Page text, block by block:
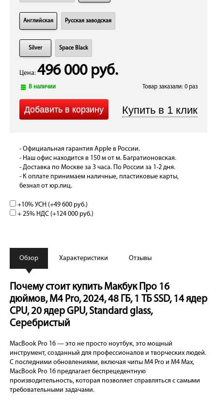
Английская Русская заводская
Silver Space Black
Цена: 496 000 руб.
В наличии Товар заказали: 0 раз
- Официальная гарантия Apple в России.
- Наш офис находится в 150 м от м. Багратионовская.
- Доставка по Москве за 3 часа. По России за 1-2 дня.
- К оплате принимаем наличные, пластиковые карты,
безнал от юр.лиц.
+10% УСН (+49 600 руб.)
+ 25% НДС (+124 000 руб.)
Обзор Характеристики Отзывы
Почему стоит купить Макбук Про 16
дюймов, М4 Pro, 2024, 48 ГБ, 1 ТБ SSD, 14 ядер
CPU, 20 ядер GPU, Standard glass,
Серебристый
MacBook Pro 16 — это не просто ноутбук, это мощный
инструмент, созданный для профессионалов и творческих людей.
С последними обновлениями, включая чипы M4 Pro и M4 Max,
MacBook Pro 16 предлагает беспрецедентную
производительность, которая позволяет справляться с самыми
требовательными задачами.